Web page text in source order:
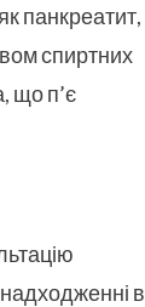
панкреатит,
спиртних
що п’є
в